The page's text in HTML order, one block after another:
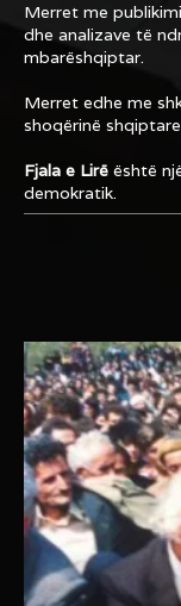
Merret me
dhe analizave të
mbarëshqiptar.
Merret edhe me
shoqërinë
Fjala e Lirë është
demokratik.